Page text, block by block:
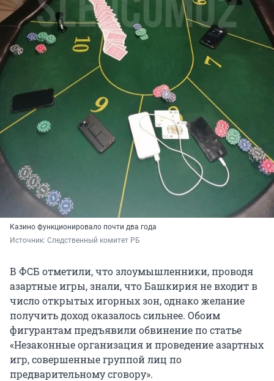
Казино функционировало почти два года
Источник: Следственный комитет РБ
В ФСБ отметили, что злоумышленники, проводя
азартные игры, знали, что Башкирия не входит в
число открытых игорных зон, однако желание
получить доход оказалось сильнее. Обоим
фигурантам предъявили обвинение по статье
«Незаконные организация и проведение азартных
игр, совершенные группой лиц по
предварительному сговору».